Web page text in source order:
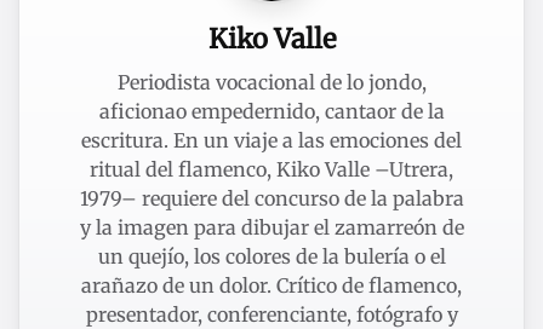
Kiko Valle
Periodista vocacional de lo jondo,
aficionao empedernido, cantaor de la
escritura. En un viaje a las emociones del
ritual del flamenco, Kiko Valle –Utrera,
1979– requiere del concurso de la palabra
y la imagen para dibujar el zamarreón de
un quejío, los colores de la bulería o el
arañazo de un dolor. Crítico de flamenco,
presentador, conferenciante, fotógrafo y